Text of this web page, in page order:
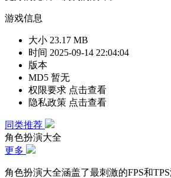
游戏信息
大小 23.17 MB
时间 2025-09-14 22:04:04
版本
MD5 暂无
权限要求 点击查看
隐私政策 点击查看
同类推荐
角色扮演大全
更多
角色扮演大全涵盖了最刺激的FPS和